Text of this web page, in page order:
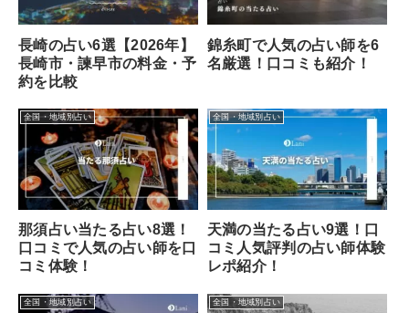
長崎の占い6選【2026年】
長崎市・諫早市の料金・予
約を比較
錦糸町で人気の占い師を6
名厳選！口コミも紹介！
全国・地域別占い
那須占い当たる占い8選！
口コミで人気の占い師を口
コミ体験！
全国・地域別占い
天満の当たる占い9選！口
コミ人気評判の占い師体験
レポ紹介！
全国・地域別占い 全国・地域別占い